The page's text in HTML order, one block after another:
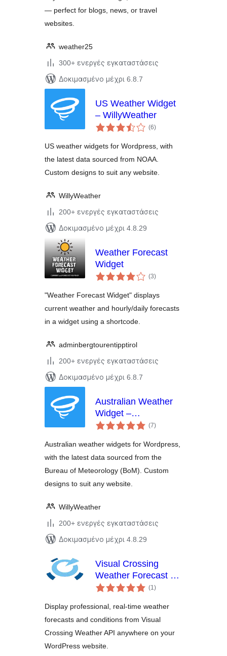
— perfect for blogs, news, or travel
websites.
weather25
300+ ενεργές εγκαταστάσεις
Δοκιμασμένο μέχρι 6.8.7
US Weather Widget
– WillyWeather
(6αξιολογήσεις
σύνολο
)
US weather widgets for Wordpress, with
the latest data sourced from NOAA.
Custom designs to suit any website.
WillyWeather
200+ ενεργές εγκαταστάσεις
Δοκιμασμένο μέχρι 4.8.29
Weather Forecast
Widget
(3αξιολογήσεις
σύνολο
)
"Weather Forecast Widget" displays
current weather and hourly/daily forecasts
in a widget using a shortcode.
adminbergtourentipptirol
200+ ενεργές εγκαταστάσεις
Δοκιμασμένο μέχρι 6.8.7
Australian Weather
Widget –
WillyWeather(7αξιολογήσεις
σύνολο
)
Australian weather widgets for Wordpress,
with the latest data sourced from the
Bureau of Meteorology (BoM). Custom
designs to suit any website.
WillyWeather
200+ ενεργές εγκαταστάσεις
Δοκιμασμένο μέχρι 4.8.29
Visual Crossing
Weather Forecast –
Real-Time Weather &
(1αξιολογήσεις
σύνολο
)
Display professional, real-time weather
forecasts and conditions from Visual
Crossing Weather API anywhere on your
WordPress website.